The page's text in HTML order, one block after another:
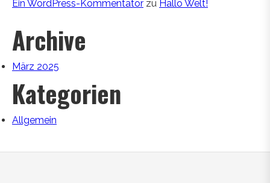
Ein WordPress-Kommentator zu Hallo Welt!
Archive
März 2025
Kategorien
Allgemein